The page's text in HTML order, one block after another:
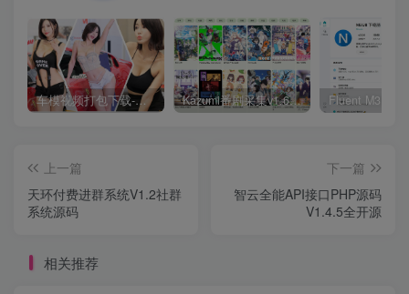
车模视频打包下载-高清无水印版 Kazumi番剧采集v1.6.9：支持自定义规则+在线观看+弹幕，跨平台下载
上一篇
天环付费进群系统V1.2社群
系统源码
下一篇
智云全能API接口PHP源码
V1.4.5全开源
相关推荐